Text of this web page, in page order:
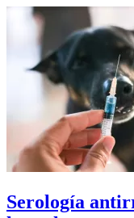
Serología